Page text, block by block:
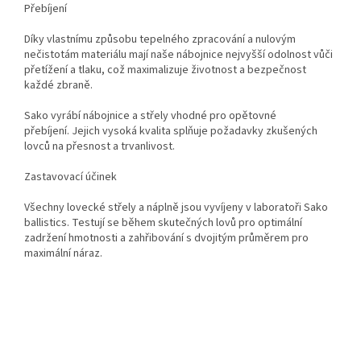
Přebíjení
Díky vlastnímu způsobu tepelného zpracování a nulovým
nečistotám materiálu mají naše nábojnice nejvyšší odolnost vůči
přetížení a tlaku, což maximalizuje životnost a bezpečnost
každé zbraně.
Sako vyrábí nábojnice a střely vhodné pro opětovné
přebíjení. Jejich vysoká kvalita splňuje požadavky zkušených
lovců na přesnost a trvanlivost.
Zastavovací účinek
Všechny lovecké střely a náplně jsou vyvíjeny v laboratoři Sako
ballistics. Testují se během skutečných lovů pro optimální
zadržení hmotnosti a zahřibování s dvojitým průměrem pro
maximální náraz.